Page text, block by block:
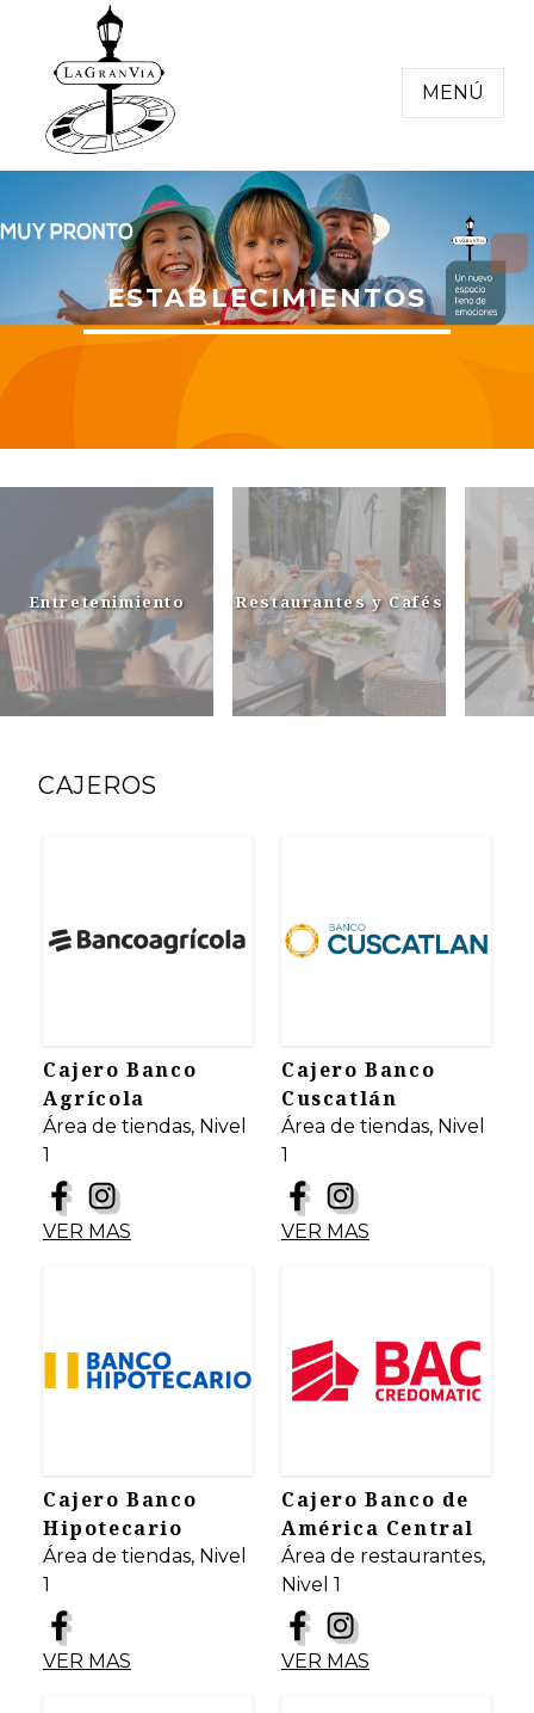
MENÚ
ESTABLECIMIENTOS
Entretenimiento Restaurantes y Cafés
CAJEROS
Cajero Banco
Agrícola
Área de tiendas, Nivel
1
VER MAS
Cajero Banco
Cuscatlán
Área de tiendas, Nivel
1
VER MAS
Cajero Banco
Hipotecario
Área de tiendas, Nivel
1
VER MAS
Cajero Banco de
América Central
Área de restaurantes,
Nivel 1
VER MAS